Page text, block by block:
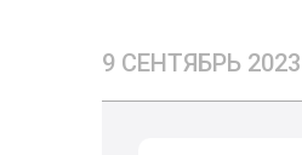
9 СЕНТЯБРЬ